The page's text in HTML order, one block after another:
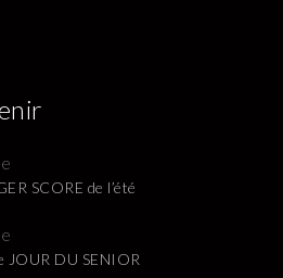
SCORE de l’été
JOUR DU SENIOR